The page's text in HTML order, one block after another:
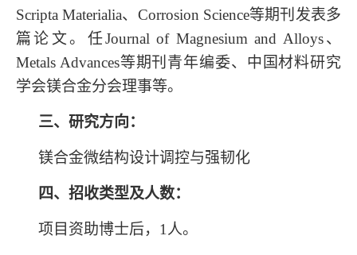
Scripta Materialia、Corrosion Science等期刊发表多
篇论文 。任Journal of Magnesium and Alloys、
Metals Advances等期刊 青年编委、中国材料研究
学会镁合金分会理事等。
三、研究方向：
镁合金微结构设计调控与强韧化
四、招收类型及人数：
项目资助博士后， 1人。